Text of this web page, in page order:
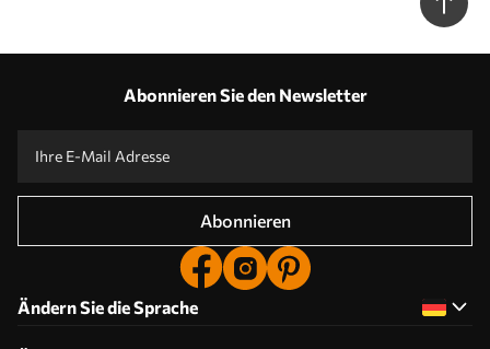
Abonnieren Sie den Newsletter
Abonnieren
Ändern Sie die Sprache